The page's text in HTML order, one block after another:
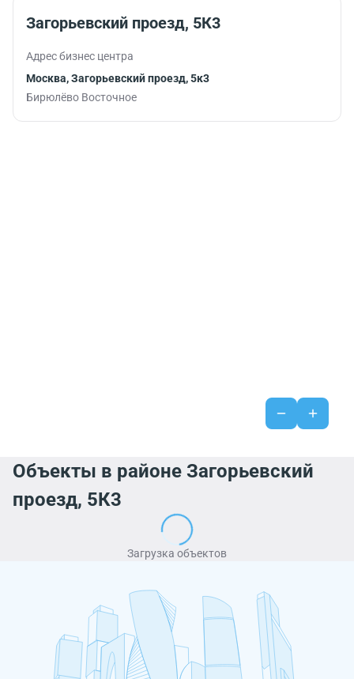
Загорьевский проезд, 5К3
Адрес бизнес центра
Москва, Загорьевский проезд, 5к3
Бирюлёво Восточное
Объекты в районе Загорьевский
проезд, 5К3
Загрузка объектов